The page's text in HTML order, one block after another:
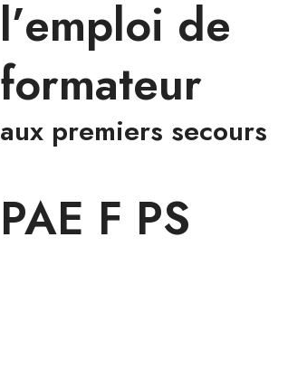
l’emploi de
formateur
aux premiers secours
PAE F PS